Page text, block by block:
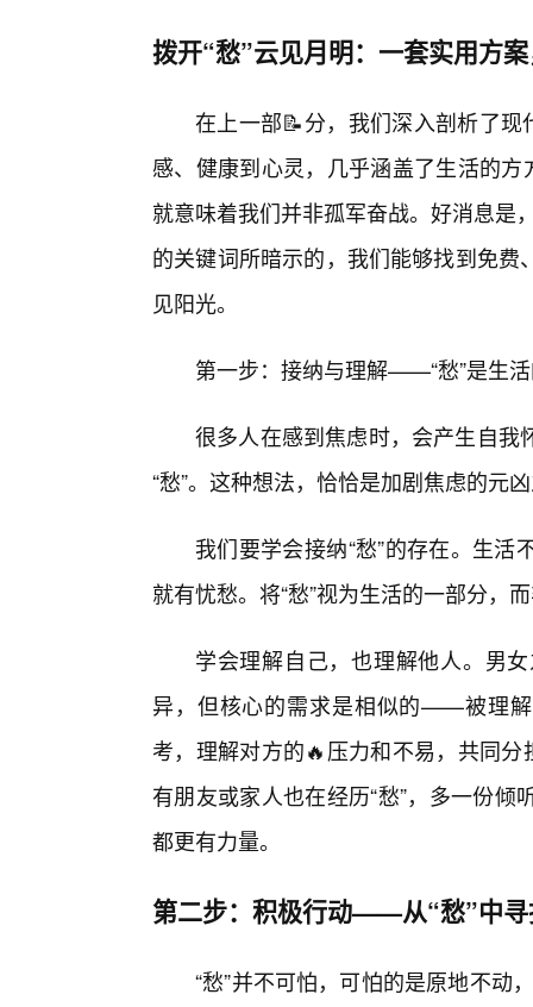
拨开“愁”云见月明：一套实用方
在上一部📝分，我们深入剖析了现
感、健康到心灵，几乎涵盖了生活的
就意味着我们并非孤军奋战。好消息是
的关键词所暗示的，我们能够找到免
见阳光。
第一步：接纳与理解——“愁”是生
很多人在感到焦虑时，会产生自我
“愁”。这种想法，恰恰是加剧焦虑的元
我们要学会接纳“愁”的存在。生
就有忧愁。将“愁”视为生活的一部分，
学会理解自己，也理解他人。男
异，但核心的需求是相似的——被理
考，理解对方的🔥压力和不易，共同
有朋友或家人也在经历“愁”，多一份
都更有力量。
第二步：积极行动——从“愁”中寻
“愁”并不可怕，可怕的是原地不动